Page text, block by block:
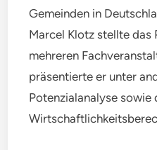
Gemeinden in
Marcel Klotz stellte das
mehreren
präsentierte er unter
Potenzialanalyse sowie